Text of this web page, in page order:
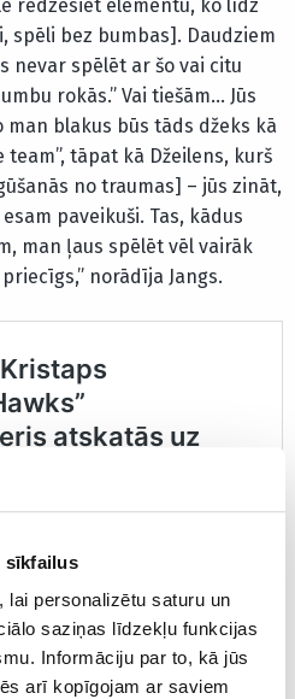
sīkfailus
personalizētu saturu un
saziņas līdzekļu funkcijas
Informāciju par to, kā jūs
arī kopīgojam ar saviem
redzēsiet elementu, ko līdz
spēli bez bumbas]. Daudziem
nevar spēlēt ar šo vai citu
rokās.” Vai tiešām… Jūs
blakus būs tāds džeks kā
team”, tāpat kā Džeilens, kurš
no traumas] – jūs zināt,
paveikuši. Tas, kādus
man ļaus spēlēt vēl vairāk
norādīja Jangs.